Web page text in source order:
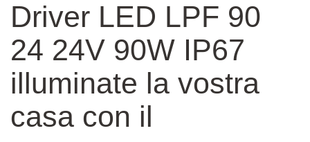
Driver LED LPF 90
24 24V 90W IP67
illuminate la vostra
casa con il